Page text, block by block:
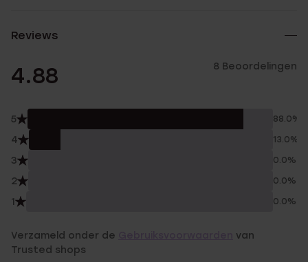
Reviews
4.88 8 Beoordelingen
5 88.0%
4 13.0%
3 0.0%
2 0.0%
1 0.0%
Verzameld onder de
van
Trusted shops